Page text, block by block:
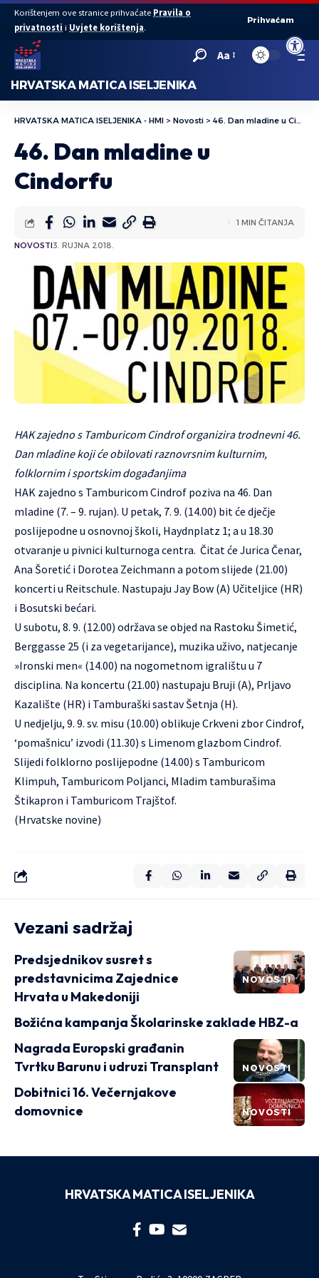
Open
Korištenjem ove stranice prihvaćate Pravila o
privatnosti i Uvjete korištenja.
Prihvaćam
Aa
HRVATSKA MATICA ISELJENIKA
HRVATSKA MATICA ISELJENIKA - HMI > Novosti > 46. Dan mladine u Cindorfu
46. Dan mladine u
Cindorfu
NOVOSTI3. RUJNA 2018.
1 MIN ČITANJA
HAK zajedno s Tamburicom Cindrof organizira trodnevni 46.
Dan mladine koji će obilovati raznovrsnim kulturnim,
folklornim i sportskim događanjima
HAK zajedno s Tamburicom Cindrof poziva na 46. Dan
mladine (7. – 9. rujan). U petak, 7. 9. (14.00) bit će dječje
poslijepodne u osnovnoj školi, Haydn­platz 1; a u 18.30
otvaranje u pivnici kulturnoga centra. Čitat će Jurica Čenar,
Ana Šoretić i Dorotea Zeichmann a potom slijede (21.00)
koncerti u Reitschule. Nastupaju Jay Bow (A) Učiteljice (HR)
i Bosutski bećari.
U subotu, 8. 9. (12.00) održava se objed na Rastoku Šimetić,
Berggasse 25 (i za vegetarijance), muzika uživo, natjecanje
»Ironski men« (14.00) na nogometnom igralištu u 7
disciplina. Na koncertu (21.00) nastupaju Bruji (A), Prljavo
Kazalište (HR) i Tamburaški sastav Šetnja (H).
U nedjelju, 9. 9. sv. misu (10.00) oblikuje Crkveni zbor Cindrof,
‘pomašnicu’ izvodi (11.30) s Limenom glazbom Cindrof.
Slijedi folklorno poslijepodne (14.00) s Tamburicom
Klimpuh, Tamburicom Poljanci, Mladim tamburašima
Štikapron i Tamburicom Trajštof.
(Hrvatske novine)
Vezani sadržaj
NOVOSTI
Predsjednikov susret s
predstavnicima Zajednice
Hrvata u Makedoniji
Božićna kampanja Školarinske zaklade HBZ-a
NOVOSTI
Nagrada Europski građanin
Tvrtku Barunu i udruzi Transplant
NOVOSTI
Dobitnici 16. Večernjakove
domovnice
HRVATSKA MATICA ISELJENIKA